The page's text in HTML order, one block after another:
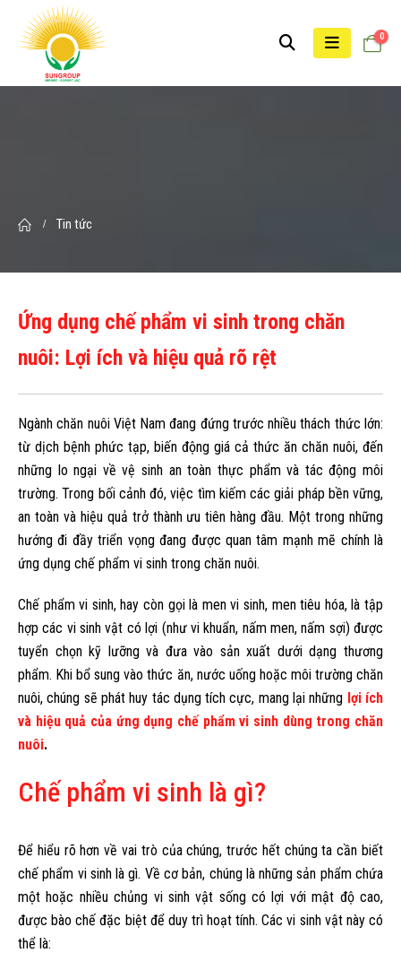
0
Tin tức
Ứng dụng chế phẩm vi sinh trong chăn
nuôi: Lợi ích và hiệu quả rõ rệt
Ngành chăn nuôi Việt Nam đang đứng trước nhiều thách thức lớn:
từ dịch bệnh phức tạp, biến động giá cả thức ăn chăn nuôi, đến
những lo ngại về vệ sinh an toàn thực phẩm và tác động môi
trường. Trong bối cảnh đó, việc tìm kiếm các giải pháp bền vững,
an toàn và hiệu quả trở thành ưu tiên hàng đầu. Một trong những
hướng đi đầy triển vọng đang được quan tâm mạnh mẽ chính là
ứng dụng chế phẩm vi sinh trong chăn nuôi.
Chế phẩm vi sinh, hay còn gọi là men vi sinh, men tiêu hóa, là tập
hợp các vi sinh vật có lợi (như vi khuẩn, nấm men, nấm sợi) được
tuyển chọn kỹ lưỡng và đưa vào sản xuất dưới dạng thương
phẩm. Khi bổ sung vào thức ăn, nước uống hoặc môi trường chăn
nuôi, chúng sẽ phát huy tác dụng tích cực, mang lại những lợi ích
và hiệu quả của ứng dụng chế phẩm vi sinh dùng trong chăn
nuôi.
Chế phẩm vi sinh là gì?
Để hiểu rõ hơn về vai trò của chúng, trước hết chúng ta cần biết
chế phẩm vi sinh là gì. Về cơ bản, chúng là những sản phẩm chứa
một hoặc nhiều chủng vi sinh vật sống có lợi với mật độ cao,
được bào chế đặc biệt để duy trì hoạt tính. Các vi sinh vật này có
thể là: